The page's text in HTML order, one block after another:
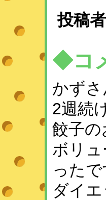
投稿
◆コ
かずさ
2週続
餃子
ボリ
ったで
ダイ